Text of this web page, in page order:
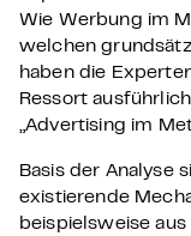
Wie Werbung im
welchen
haben die
Ressort
„Advertising im
Basis der Analyse
existierende
beispielsweise